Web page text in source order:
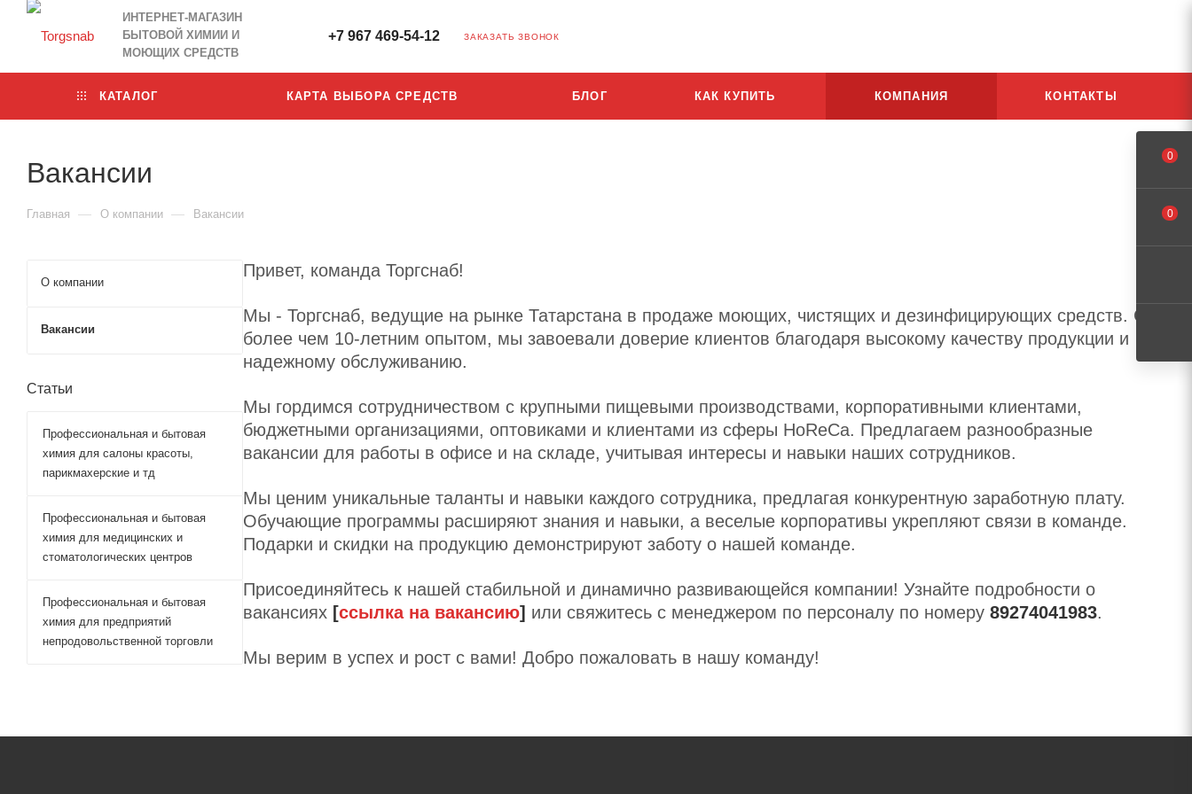
ИНТЕРНЕТ-МАГАЗИН
БЫТОВОЙ ХИМИИ И
МОЮЩИХ СРЕДСТВ
+7 967 469-54-12 ЗАКАЗАТЬ ЗВОНОК
КАТАЛОГ КАРТА ВЫБОРА СРЕДСТВ БЛОГ КАК КУПИТЬ КОМПАНИЯ КОНТАКТЫ
Вакансии
Главная — О компании — Вакансии
Привет, команда Торгснаб!
Мы - Торгснаб, ведущие на рынке Татарстана в продаже моющих, чистящих и дезинфицирующих средств. С
более чем 10-летним опытом, мы завоевали доверие клиентов благодаря высокому качеству продукции и
надежному обслуживанию.
Мы гордимся сотрудничеством с крупными пищевыми производствами, корпоративными клиентами,
бюджетными организациями, оптовиками и клиентами из сферы HoReCa. Предлагаем разнообразные
вакансии для работы в офисе и на складе, учитывая интересы и навыки наших сотрудников.
Мы ценим уникальные таланты и навыки каждого сотрудника, предлагая конкурентную заработную плату.
Обучающие программы расширяют знания и навыки, а веселые корпоративы укрепляют связи в команде.
Подарки и скидки на продукцию демонстрируют заботу о нашей команде.
Присоединяйтесь к нашей стабильной и динамично развивающейся компании! Узнайте подробности о
вакансиях [ссылка на вакансию] или свяжитесь с менеджером по персоналу по номеру 89274041983.
Мы верим в успех и рост с вами! Добро пожаловать в нашу команду!
О компании
Вакансии
Статьи
Профессиональная и бытовая
химия для салоны красоты,
парикмахерские и тд
Профессиональная и бытовая
химия для медицинских и
стоматологических центров
Профессиональная и бытовая
химия для предприятий
непродовольственной торговли
0
0